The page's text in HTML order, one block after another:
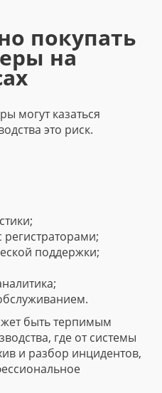
покупать
на
могут казаться
это риск.
регистраторами;
поддержки;
быть терпимым
где от системы
и разбор инцидентов,